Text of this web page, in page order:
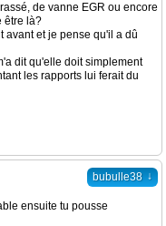
de vanne EGR ou encore
être là?
avant et je pense qu'il a dû
dit qu'elle doit simplement
les rapports lui ferait du
bubulle38 ↓
ensuite tu pousse